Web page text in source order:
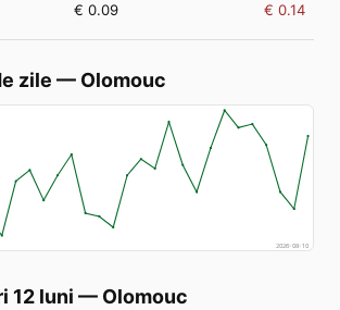
€ 0.09 € 0.14
zile — Olomouc
2026-08-10
12 luni — Olomouc